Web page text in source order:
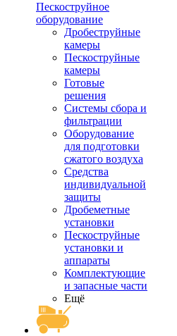
Пескоструйное
оборудование
Дробеструйные
камеры
Пескоструйные
камеры
Готовые
решения
Системы сбора и
фильтрации
Оборудование
для подготовки
сжатого воздуха
Средства
индивидуальной
защиты
Дробеметные
установки
Пескоструйные
установки и
аппараты
Комплектующие
и запасные части
Ещё